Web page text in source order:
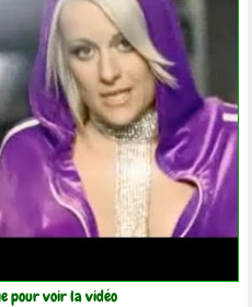
pour voir la vidéo